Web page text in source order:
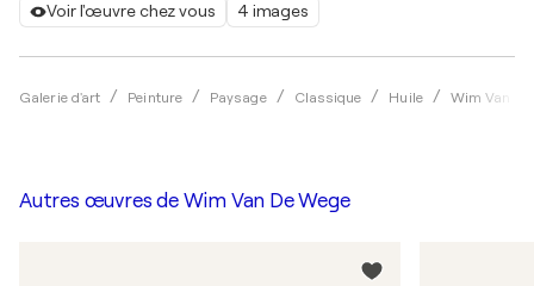
Voir l'œuvre chez vous 4 images
Galerie d'art Peinture Paysage Classique Huile Wim Van
Autres œuvres de Wim Van De Wege